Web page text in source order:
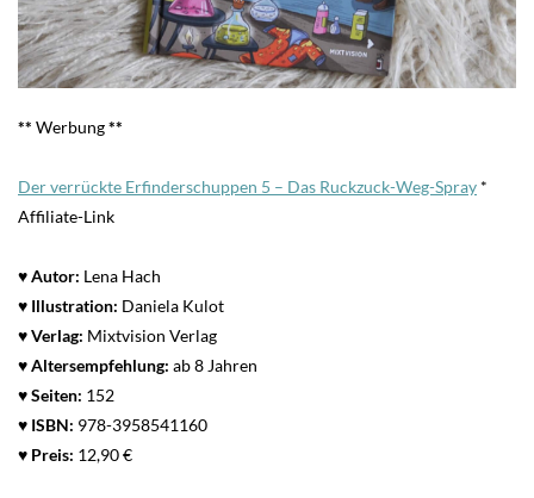
** Werbung**
Der verrückte Erfinderschuppen 5 – Das Ruckzuck-Weg-Spray *
Affiliate-Link
♥ Autor: Lena Hach
♥ Illustration: Daniela Kulot
♥ Verlag: Mixtvision Verlag
♥Altersempfehlung: ab 8 Jahren
♥Seiten: 152
♥ ISBN: 978-3958541160
♥ Preis: 12,90 €